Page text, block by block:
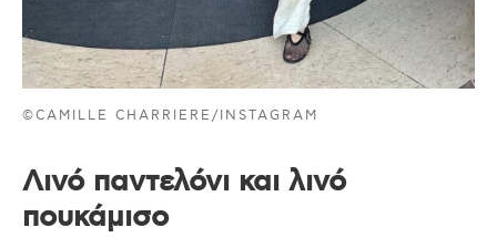
©CAMILLE CHARRIERE/INSTAGRAM
Λινό παντελόνι και λινό
πουκάμισο